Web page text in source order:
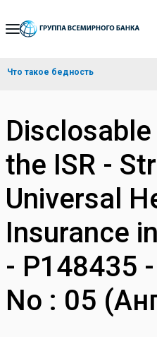
Skip
Navigation
Что такое бедность
the ISR -
Universal
Insurance
- P148435
No : 05